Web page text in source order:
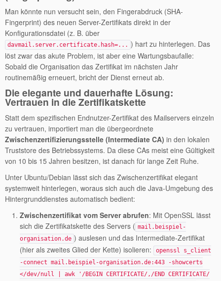
Man könnte nun versucht sein, den Fingerabdruck (SHA-
Fingerprint) des neuen Server-Zertifikats direkt in der
Konfigurationsdatei (z. B. über
davmail.server.certificate.hash=... ) hart zu hinterlegen. Das
löst zwar das akute Problem, ist aber eine Wartungsbaufalle:
Sobald die Organisation das Zertifikat im nächsten Jahr
routinemäßig erneuert, bricht der Dienst erneut ab.
Die elegante und dauerhafte Lösung:
Vertrauen in die Zertifikatskette
Statt dem spezifischen Endnutzer-Zertifikat des Mailservers einzeln
zu vertrauen, importiert man die übergeordnete
Zwischenzertifizierungsstelle (Intermediate CA) in den lokalen
Truststore des Betriebssystems. Da diese CAs meist eine Gültigkeit
von 10 bis 15 Jahren besitzen, ist danach für lange Zeit Ruhe.
Unter Ubuntu/Debian lässt sich das Zwischenzertifikat elegant
systemweit hinterlegen, woraus sich auch die Java-Umgebung des
Hintergrunddienstes automatisch bedient:
Zwischenzertifikat vom Server abrufen: Mit OpenSSL lässt
sich die Zertifikatskette des Servers ( mail.beispiel-
organisation.de ) auslesen und das Intermediate-Zertifikat
(hier als zweites Glied der Kette) isolieren:
openssl s_client
-connect mail.beispiel-organisation.de:443 -showcerts
</dev/null | awk '/BEGIN CERTIFICATE/,/END CERTIFICATE/